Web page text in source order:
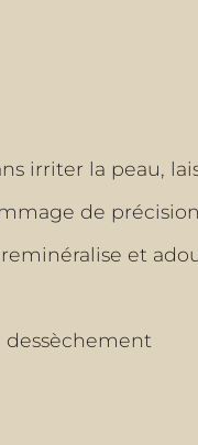
irriter la peau,
de
et
dessèchement